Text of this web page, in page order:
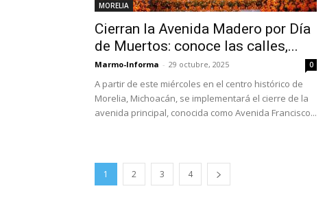
MORELIA
Cierran la Avenida Madero por Día
de Muertos: conoce las calles,...
Marmo-Informa - 29 octubre, 2025 0
A partir de este miércoles en el centro histórico de
Morelia, Michoacán, se implementará el cierre de la
avenida principal, conocida como Avenida Francisco...
1 2 3 4